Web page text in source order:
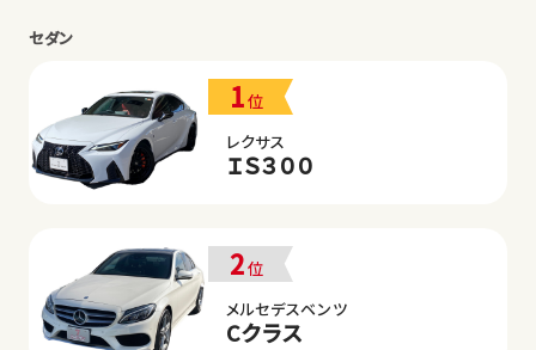
セダン
1位
レクサス
ＩＳ３００
2位
メルセデスベンツ
Cクラス